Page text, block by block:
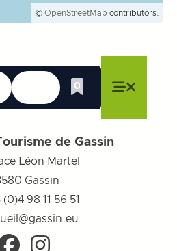
© OpenStreetMap contributors.
schließen
Suche
Menü schließen
0
Whishlist
de Gassin
Léon Martel
Gassin
(0)4 98 11 56 51